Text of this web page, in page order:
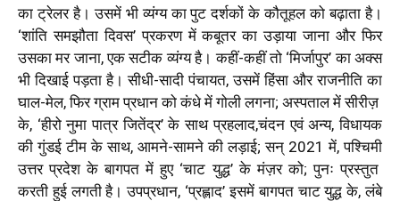
का ट्रेलर है। उसमें भी व्यंग्य का पुट दर्शकों के कौतूहल को बढ़ाता है।
‘शांति समझौता दिवस’ प्रकरण में कबूतर का उड़ाया जाना और फिर
उसका मर जाना, एक सटीक व्यंग्य है। कहीं-कहीं तो ‘मिर्जापुर’ का अक्स
भी दिखाई पड़ता है। सीधी-सादी पंचायत, उसमें हिंसा और राजनीति का
घाल-मेल, फिर ग्राम प्रधान को कंधे में गोली लगना; अस्पताल में सीरीज़
के, ‘हीरो नुमा पात्र जितेंद्र’ के साथ प्रहलाद,चंदन एवं अन्य, विधायक
की गुंडई टीम के साथ, आमने-सामने की लड़ाई; सन् 2021 में, पश्चिमी
उत्तर प्रदेश के बागपत में हुए ‘चाट युद्ध’ के मंज़र को; पुनः प्रस्तुत
करती हुई लगती है। उपप्रधान, ‘प्रह्लाद’ इसमें बागपत चाट युद्ध के, लंबे